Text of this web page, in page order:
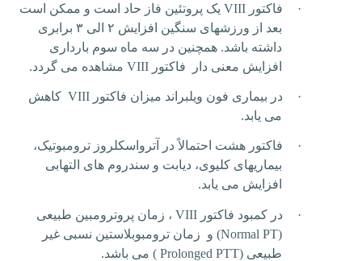
· فاکتورVIII یک پروتئین فاز حاد است و ممکن است
بعد از ورزشهای سنگین افزایش ۲ الی ۳ برابری
داشته باشد. همچنین در سه ماه سوم بارداری
افزایش معنی دار فاکتورVIII مشاهده می گردد.
· در بیماری فون ویلبراند میزان فاکتورVIII کاهش
می یابد.
·
فاکتور هشت احتمالاً در آترواسکلروز ترومبوتیک،
بیماریهای کلیوی، دیابت و سندروم های التهابی
افزایش می یابد.
· در کمبود فاکتورVIII ، زمان پروترومبین طبیعی
(
Normal PT) و زمان ترومبوبلاستین نسبی غیر
طبیعی (Prolonged PTT) می باشد.